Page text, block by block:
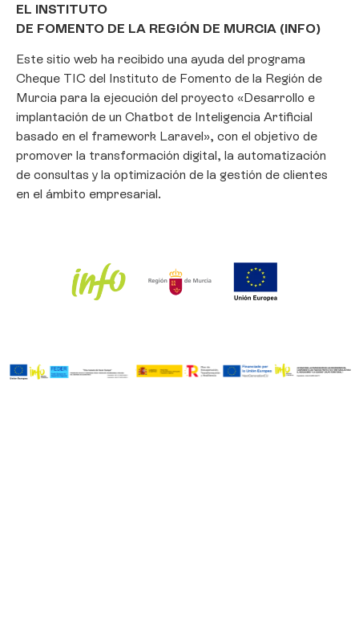
EL INSTITUTO
DE FOMENTO DE LA REGIÓN DE MURCIA (INFO)
Este sitio web ha recibido una ayuda del programa
Cheque TIC del Instituto de Fomento de la Región de
Murcia para la ejecución del proyecto «Desarrollo e
implantación de un Chatbot de Inteligencia Artificial
basado en el framework Laravel», con el objetivo de
promover la transformación digital, la automatización
de consultas y la optimización de la gestión de clientes
en el ámbito empresarial.